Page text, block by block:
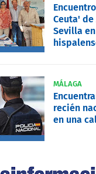
Ceuta'
Sevilla
MÁLAGA
recién
en una